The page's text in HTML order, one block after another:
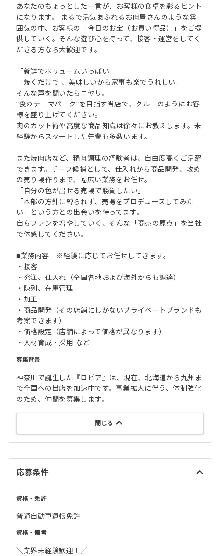
あなたのちょっとした一言が、お客様の食卓を彩るヒント
になります。 まるで活気あふれるお肉屋さんのような雰
囲気の中、お客様の「今日のお宝（お買い得品）」をご提
供していく。そんな遊び心を持って、接客・運営をしてく
ださる方なら大歓迎です。
「新鮮でボリュームいっぱい」
「焼くだけで 、美味しいから家事も楽でうれしい」
そんな声を聞いたらニヤリ。
"食のテーマパーク"を目指す当店で、クルーのようにお客
様を盛り上げてください。
肉のカット術や高度な商品知識は徐々にお教えします。未
経験からスタートした先輩も多数います。
また焼肉店など、精肉調理の経験者は、自由度高くご活躍
できます。チーフ候補として、仕入れから商品開発、攻め
の売り場作りまで、幅広い業務をお任せ。
「自分の色が出せる売場で勝負したい」
「本部の方針に縛られず、売場をプロデュースしてみた
い」という方との出会いを待ってます。
自らファンを増やしていく、そんな「商売の原点」を当社
で体感してください。
■業務内容 ※経験に応じてお任せしてきます。
・接客
・発注、仕入れ（全国各地および海外からも調達）
・陳列、在庫管理
・加工
・商品開発（その店舗にしかないプライベートブランドも
考案できます）
・価格設定（店舗によって価格が異なります）
・人材育成・採用 など
募集背景
神奈川で誕生した『ロピア』は、現在、北海道から九州ま
で全国への出店を加速中です。事業拡大に伴う、体制強化
のため、仲間を募集します。
閉じる
応募条件
資格・免許
普通自動車運転免許
資格・備考
＼業界未経験歓迎！／